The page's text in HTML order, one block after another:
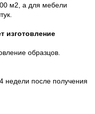
м2, а для мебели
изготовление
образцов.
недели после получения